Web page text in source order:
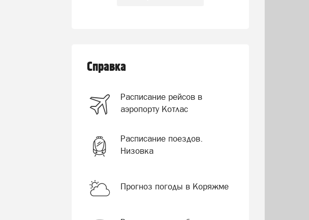
Справка
Расписание рейсов в
аэропорту Котлас
Расписание поездов.
Низовка
Прогноз погоды в Коряжме